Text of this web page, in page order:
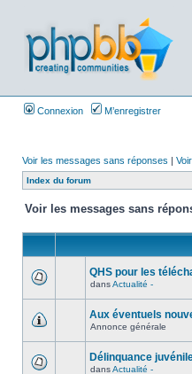
Connexion M’enregistrer
Voir les messages sans réponses |
Index du forum
Voir les messages sans
QHS pour les
dansActualité -
Aux éventuels
Annonce générale
Délinquance
dansActualité -